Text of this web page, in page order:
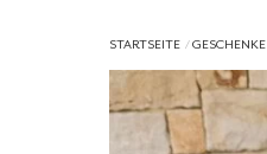
STARTSEITE GESCHENKE